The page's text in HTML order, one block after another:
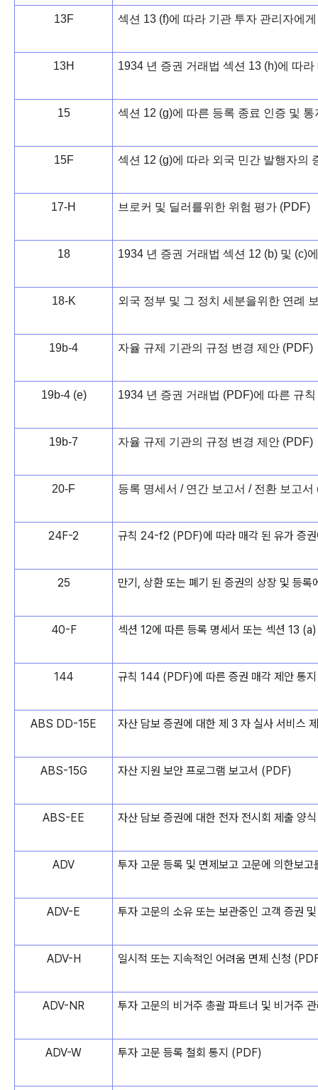
13F 섹션 13 (f)에 따라 기관 투자 관리자에
13H 1934 년 증권 거래법 섹션 13 (h)에 따
15 섹션 12 (g)에 따른 등록 종료 인증 및
15F 섹션 12 (g)에 따라 외국 민간 발행자의
17-H 브로커 및 딜러를위한 위험 평가 (PDF)
18 1934 년 증권 거래법 섹션 12 (b) 및 (c)
18-K 외국 정부 및 그 정치 세분을위한 연례
19b-4 자율 규제 기관의 규정 변경 제안 (PDF)
19b-4 (e) 1934 년 증권 거래법 (PDF)에 따른 규
19b-7 자율 규제 기관의 규정 변경 제안 (PDF)
20-F 등록 명세서 / 연간 보고서 / 전환 보고서
24F-2 규칙 24-f2 (PDF)에 따라 매각 된 유가 증권
25 만기, 상환 또는 폐기 된 증권의 상장 및 등
40-F 섹션 12에 따른 등록 명세서 또는 섹션 13
144 규칙 144 (PDF)에 따른 증권 매각 제안 통지
ABS DD-15E 자산 담보 증권에 대한 제 3 자 실사 서비스
ABS-15G 자산 지원 보안 프로그램 보고서 (PDF)
ABS-EE 자산 담보 증권에 대한 전자 전시회 제출 양
ADV 투자 고문 등록 및 면제보고 고문에 의한보
ADV-E 투자 고문의 소유 또는 보관중인 고객 증권
ADV-H 일시적 또는 지속적인 어려움 면제 신청
ADV-NR 투자 고문의 비거주 총괄 파트너 및 비거주
ADV-W 투자 고문 등록 철회 통지 (PDF)